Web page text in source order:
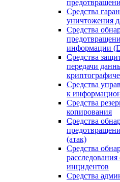
Средства
уничтожения
Средства
информации
Средства
передачи
Средства
к
Средства
копирования
Средства
(атак)
Средства
расследования
инцидентов
Средства